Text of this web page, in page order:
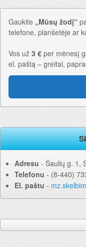
Gaukite „Mūsų žodį“
telefone, planšetėje ar
Vos už 3 € per mėnesį
el. paštą – greitai,
Adresu ‐ Šaulių g. 1,
Telefonu ‐ (8-440)
El. paštu ‐